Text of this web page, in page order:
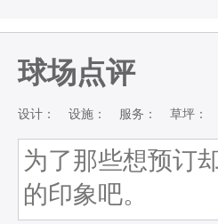
球场点评
设计： 设施： 服务： 草坪：